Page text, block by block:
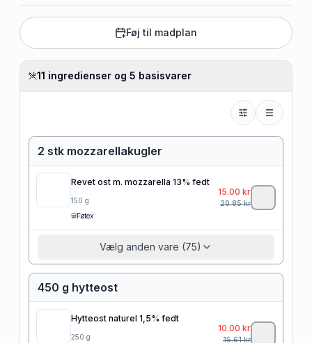
Føj til madplan
11 ingredienser og 5 basisvarer
2 stk mozzarellakugler
Revet ost m. mozzarella 13% fedt
150 g
Føtex
15.00 kr
20.85kr
Vælg anden vare (75)
450 g hytteost
Hytteost naturel 1,5% fedt
250 g
10.00 kr
15.61kr